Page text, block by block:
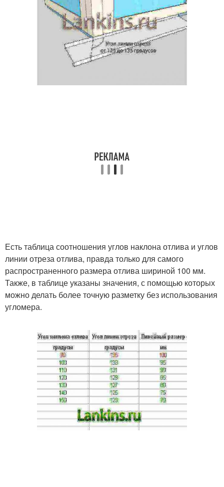
Есть таблица соотношения углов наклона отлива и углов
линии отреза отлива, правда только для самого
распространенного размера отлива шириной 100 мм.
Также, в таблице указаны значения, с помощью которых
можно делать более точную разметку без использования
угломера.